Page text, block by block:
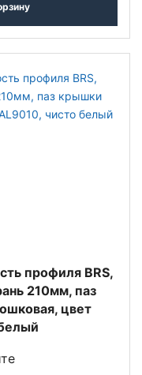
профиля BRS,
210мм, паз
цвет